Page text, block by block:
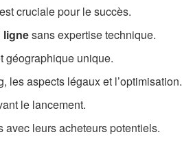
cruciale pour le succès.
lignesans expertise technique.
géographique unique.
les aspects légaux et l’optimisation.
le lancement.
avec leurs acheteurs potentiels.